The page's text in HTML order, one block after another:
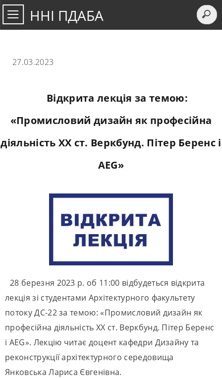
ННІ ПДАБА
27.03.2023
Відкрита лекція за темою:
«Промисловий дизайн як професійна
діяльність ХХ ст. Веркбунд. Пітер Беренс і
AEG»
28 березня 2023 р. об 11:00 відбудеться відкрита
лекція зі студентами Архітектурного факультету
потоку ДС-22 за темою: «Промисловий дизайн як
професійна діяльність ХХ ст. Веркбунд. Пітер Беренс
і AEG». Лекцію читає доцент кафедри Дизайну та
реконструкції архітектурного середовища
Янковська Лариса Євгенівна.